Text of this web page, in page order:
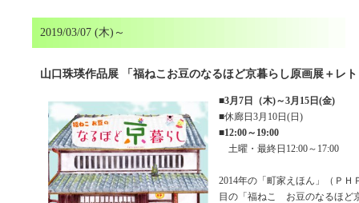
2019/03/07 (木)～
山口珠瑛作品展 「福ねこお豆のなるほど京暮らし原画展＋レ
■3月7日（木)～3月15日(金)
■休廊日3月10日(日)
■12:00～19:00
土曜・最終日12:00～17:00
2014年の「町家えほん」（ＰＨ
目の「福ねこ お豆のなるほど